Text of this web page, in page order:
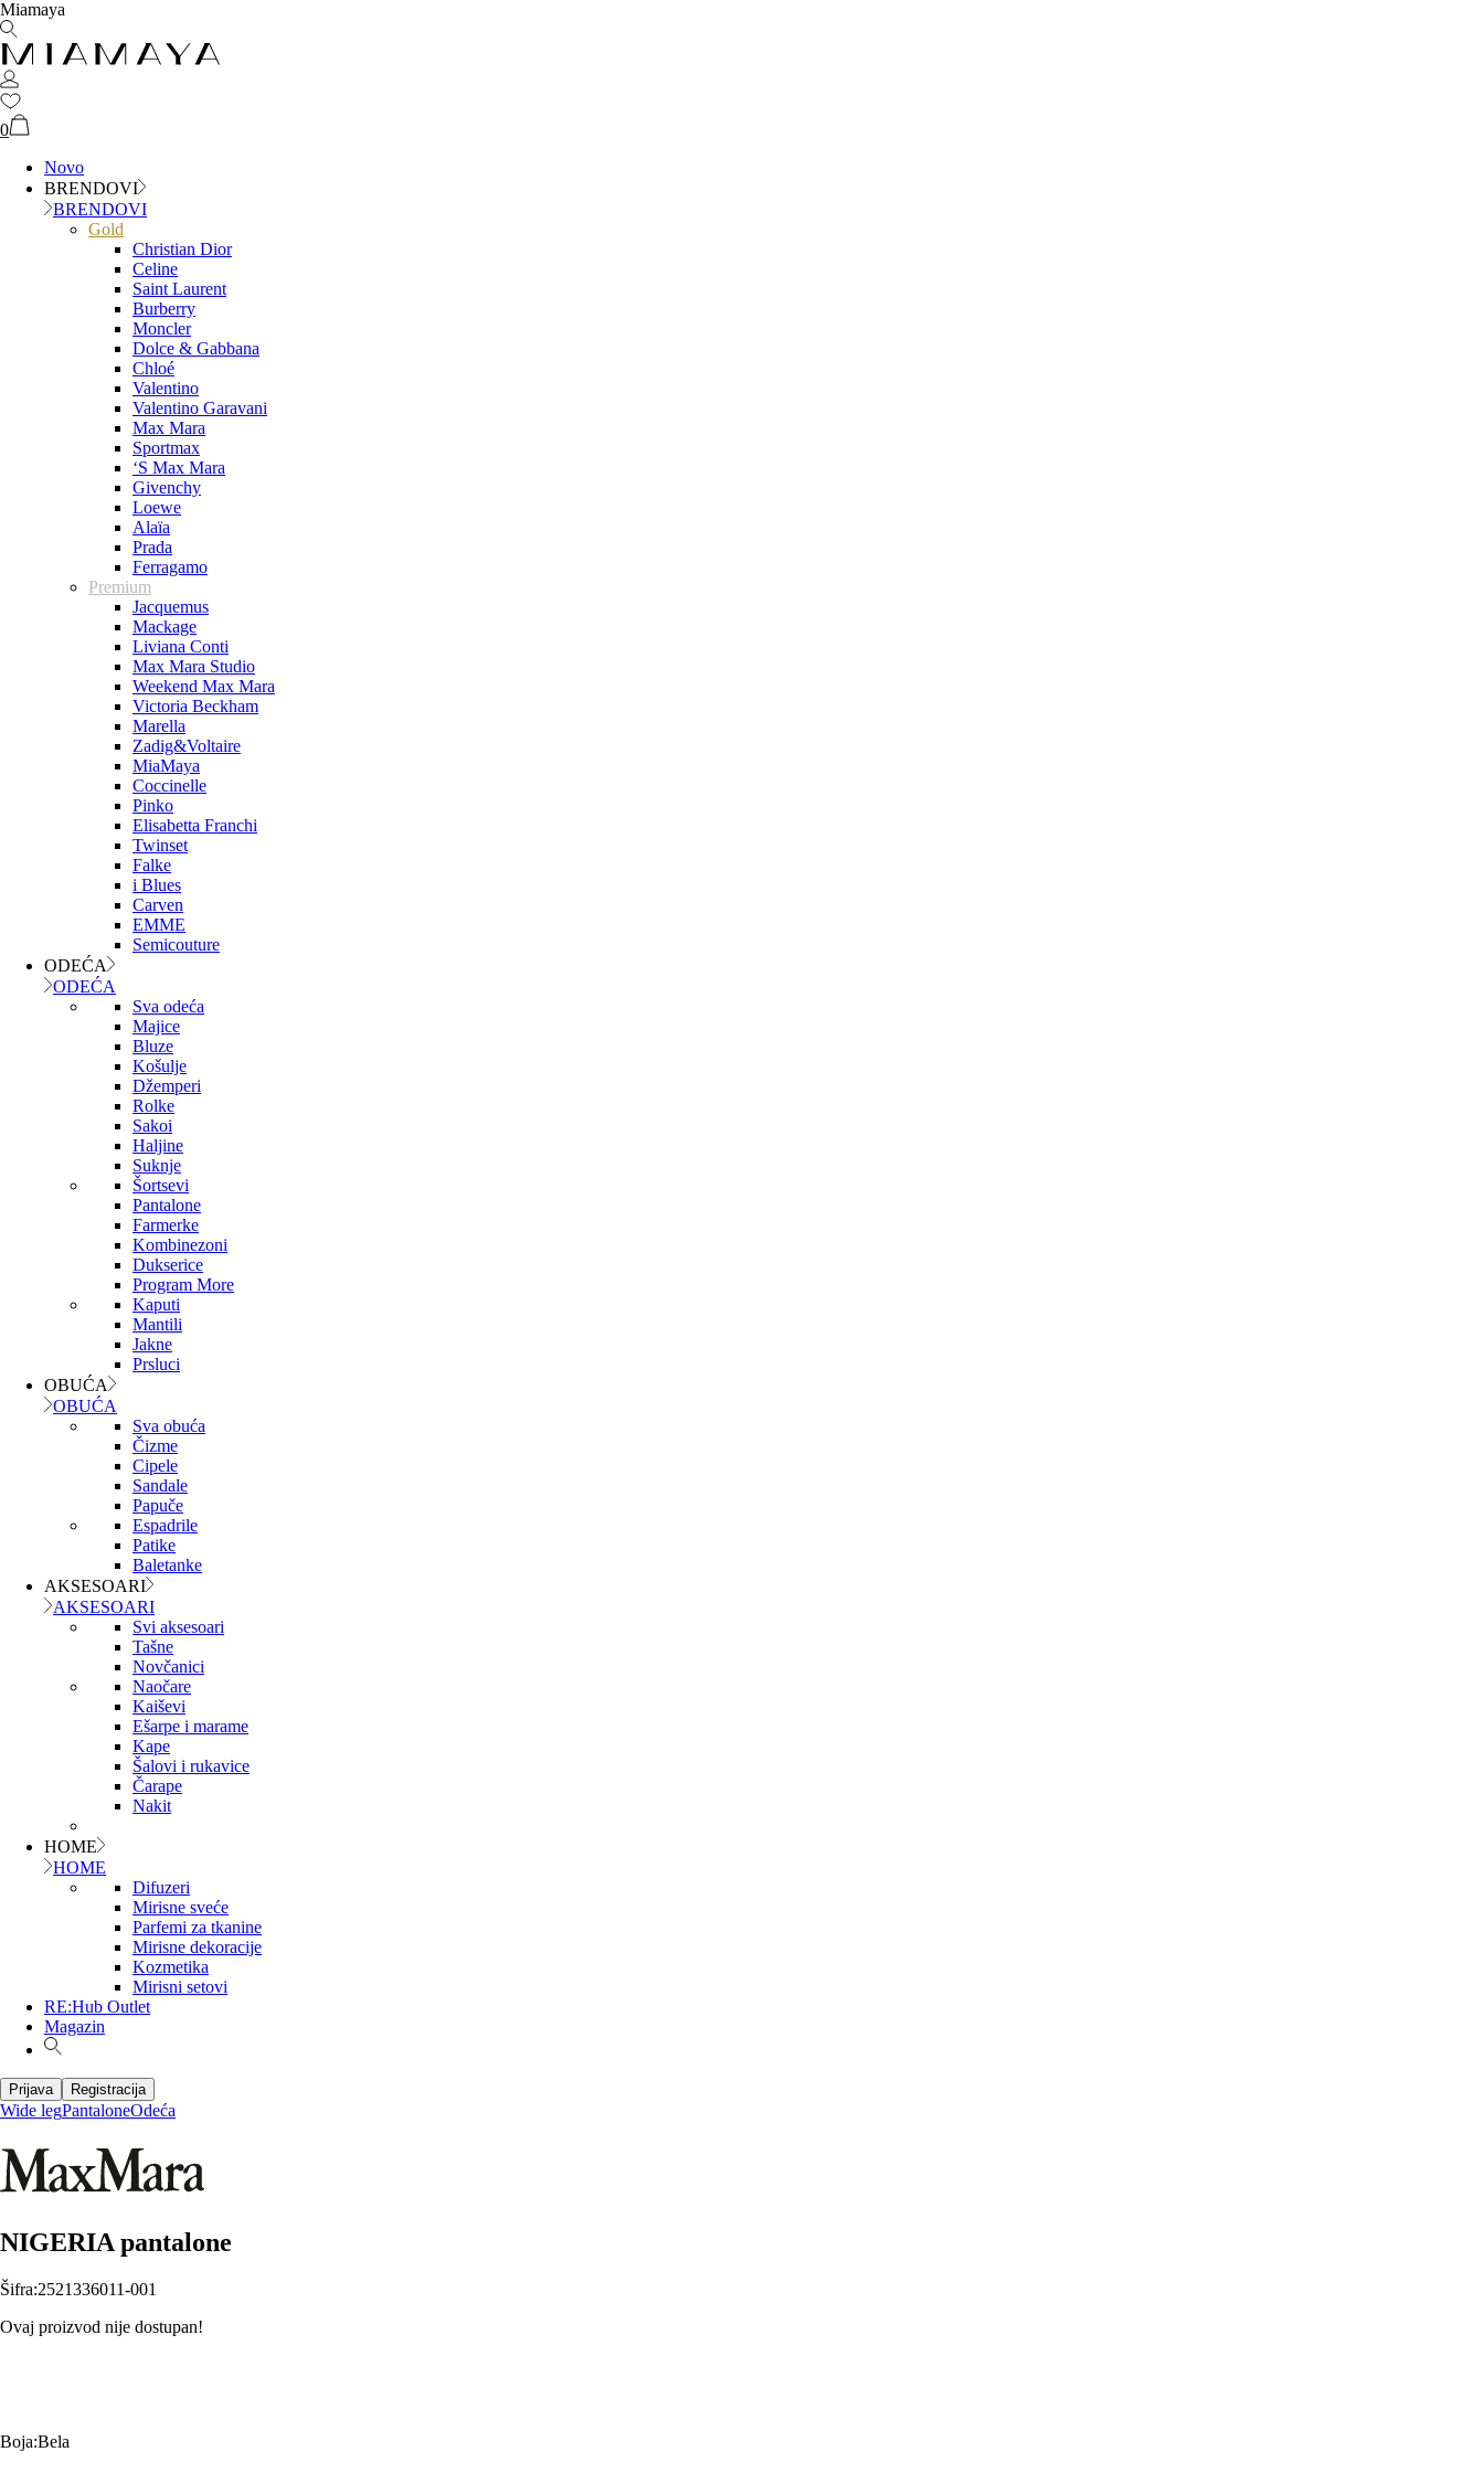
Miamaya
0
Novo
BRENDOVI
BRENDOVI
Gold
Christian Dior
Celine
Saint Laurent
Burberry
Moncler
Dolce & Gabbana
Chloé
Valentino
Valentino Garavani
Max Mara
Sportmax
‘S Max Mara
Givenchy
Loewe
Alaïa
Prada
Ferragamo
Premium
Jacquemus
Mackage
Liviana Conti
Max Mara Studio
Weekend Max Mara
Victoria Beckham
Marella
Zadig&Voltaire
MiaMaya
Coccinelle
Pinko
Elisabetta Franchi
Twinset
Falke
i Blues
Carven
EMME
Semicouture
ODEĆA
ODEĆA
Sva odeća
Majice
Bluze
Košulje
Džemperi
Rolke
Sakoi
Haljine
Suknje
Šortsevi
Pantalone
Farmerke
Kombinezoni
Dukserice
Program More
Kaputi
Mantili
Jakne
Prsluci
OBUĆA
OBUĆA
Sva obuća
Čizme
Cipele
Sandale
Papuče
Espadrile
Patike
Baletanke
AKSESOARI
AKSESOARI
Svi aksesoari
Tašne
Novčanici
Naočare
Kaiševi
Ešarpe i marame
Kape
Šalovi i rukavice
Čarape
Nakit
HOME
HOME
Difuzeri
Mirisne sveće
Parfemi za tkanine
Mirisne dekoracije
Kozmetika
Mirisni setovi
RE:Hub Outlet
Magazin
Prijava Registracija
Wide legPantaloneOdeća
NIGERIA pantalone
Šifra:2521336011-001
Ovaj proizvod nije dostupan!
Boja:Bela